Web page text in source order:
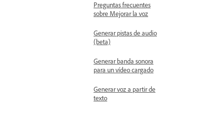
Preguntas frecuentes
sobre Mejorar la voz
Generar pistas de audio
(beta)
Generar banda sonora
para un vídeo cargado
Generar voz a partir de
texto